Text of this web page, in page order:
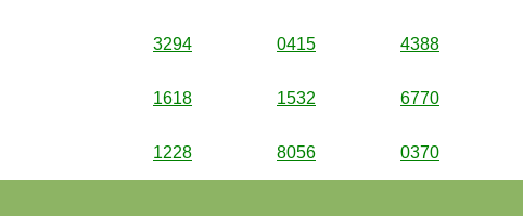
3294 0415 4388
1618 1532 6770
1228 8056 0370